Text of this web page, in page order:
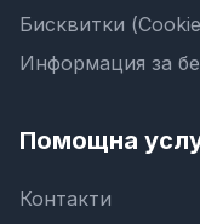
Бисквитки
Информация за
Помощна
Контакти